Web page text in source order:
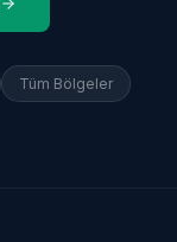
Tüm Bölgeler